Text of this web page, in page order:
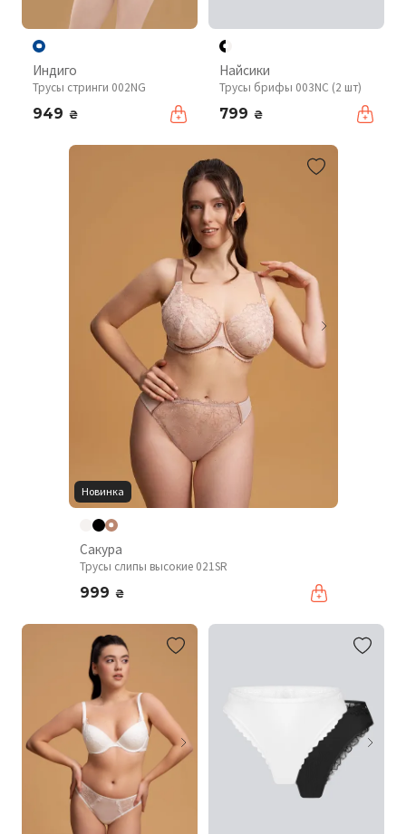
Индиго
Трусы стринги 002NG
949 ₴
Найсики
Трусы брифы 003NC (2 шт)
799 ₴
Новинка
Сакура
Трусы слипы высокие 021SR
999 ₴